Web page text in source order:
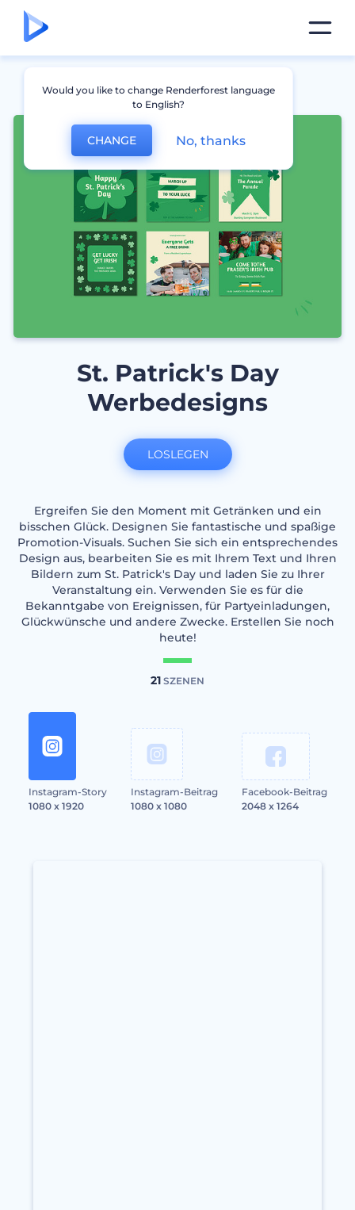
St. Patrick's Day
Werbedesigns
Ergreifen Sie den Moment mit Getränken und ein
bisschen Glück. Designen Sie fantastische und spaßige
Promotion-Visuals. Suchen Sie sich ein entsprechendes
Design aus, bearbeiten Sie es mit Ihrem Text und Ihren
Bildern zum St. Patrick's Day und laden Sie zu Ihrer
Veranstaltung ein. Verwenden Sie es für die
Bekanntgabe von Ereignissen, für Partyeinladungen,
Glückwünsche und andere Zwecke. Erstellen Sie noch
heute!
21 SZENEN
Instagram-Story
1080 x 1920
Instagram-Beitrag
1080 x 1080
Facebook-Beitrag
2048 x 1264
LOSLEGEN
Would you like to change Renderforest language
to English?
CHANGE No, thanks